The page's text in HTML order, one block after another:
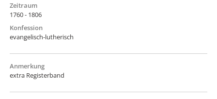
Zeitraum
1760 - 1806
Konfession
evangelisch-lutherisch
Anmerkung
extra Registerband